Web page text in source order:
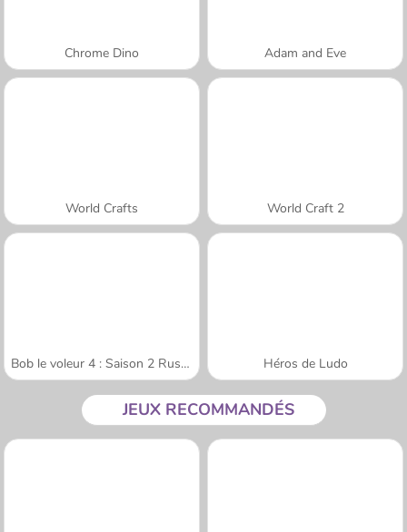
Chrome Dino Adam and Eve
World Crafts World Craft 2
Bob le voleur 4 : Saison 2 Russie Héros de Ludo
JEUX RECOMMANDÉS